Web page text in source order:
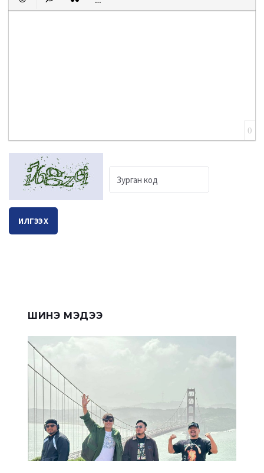
EmoticonsInsert hidden text
Insert QuoteInsert spoiler
0
ИЛГЭЭХ
ШИНЭ МЭДЭЭ